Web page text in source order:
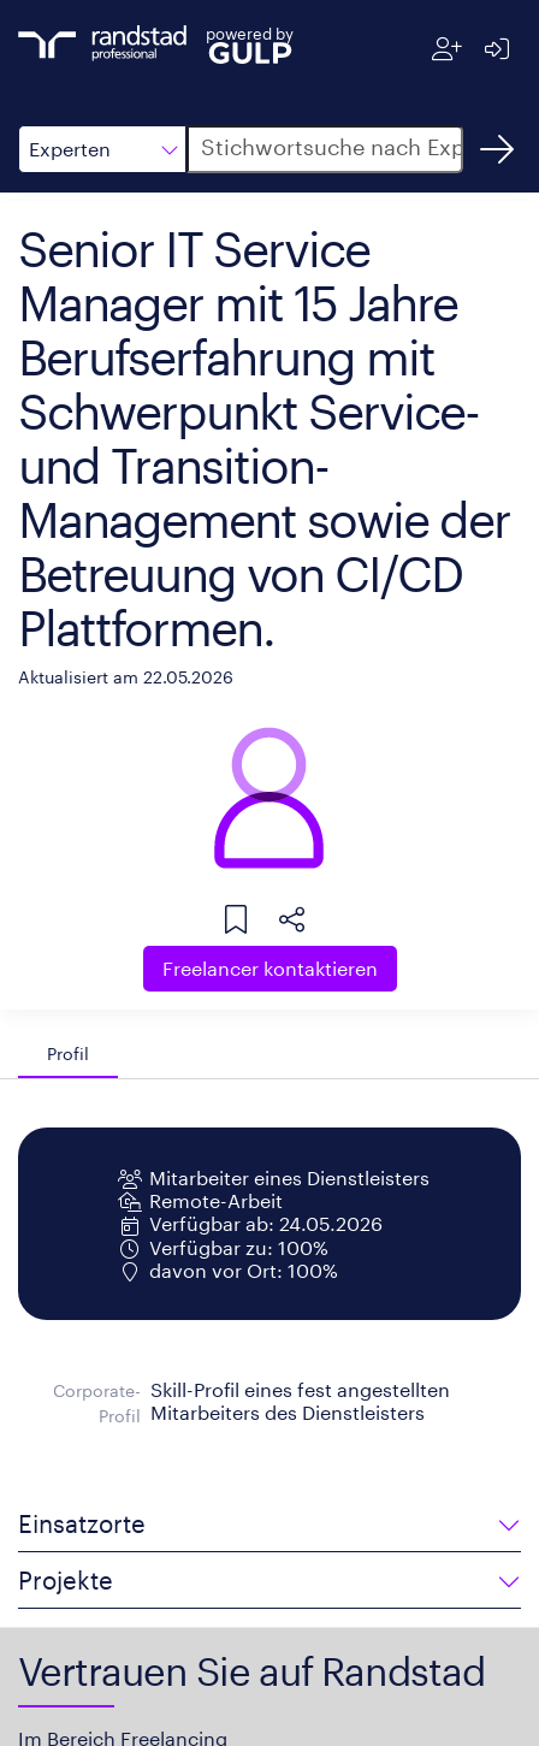
powered by
Experten
Suche
Senior IT Service
Manager mit 15 Jahre
Berufserfahrung mit
Schwerpunkt Service-
und Transition-
Management sowie der
Betreuung von CI/CD
Plattformen.
Aktualisiert am 22.05.2026
Freelancer kontaktieren
Profil
Mitarbeiter eines Dienstleisters
Remote-Arbeit
Verfügbar ab: 24.05.2026
Verfügbar zu: 100%
davon vor Ort: 100%
Corporate-
Profil
Skill-Profil eines fest angestellten
Mitarbeiters des Dienstleisters
Einsatzorte
Projekte
Vertrauen Sie auf Randstad
Im Bereich Freelancing